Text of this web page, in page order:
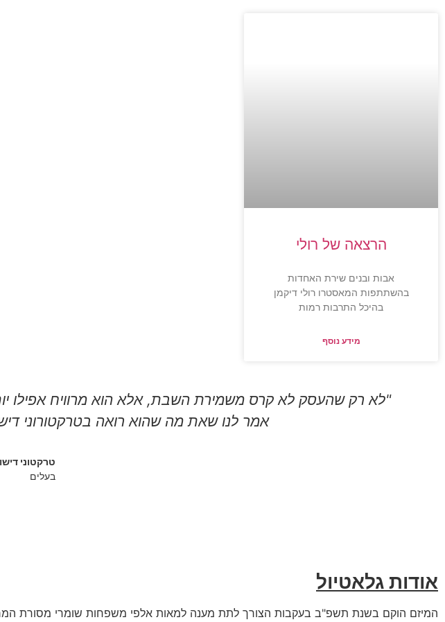
הרצאה של רולי
אבות ובנים שירת האחדות
בהשתתפות המאסטרו רולי דיקמן
בהיכל התרבות רמות
מידע נוסף
"לא רק שהעסק לא קרס משמירת השבת, אלא הוא מרוויח אפילו
אמר לנו שאת מה שהוא רואה בטרקטורוני
טרקטוני
בעלים
אודות גלאטיול
המיזם הוקם בשנת תשפ"ב בעקבות הצורך לתת מענה למאות אלפי משפחות שומרי מסורת